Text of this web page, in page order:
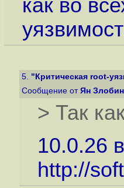
как во
5. "Критическая root-
Сообщение от Ян Злобин
> Так
10.0.26
http://